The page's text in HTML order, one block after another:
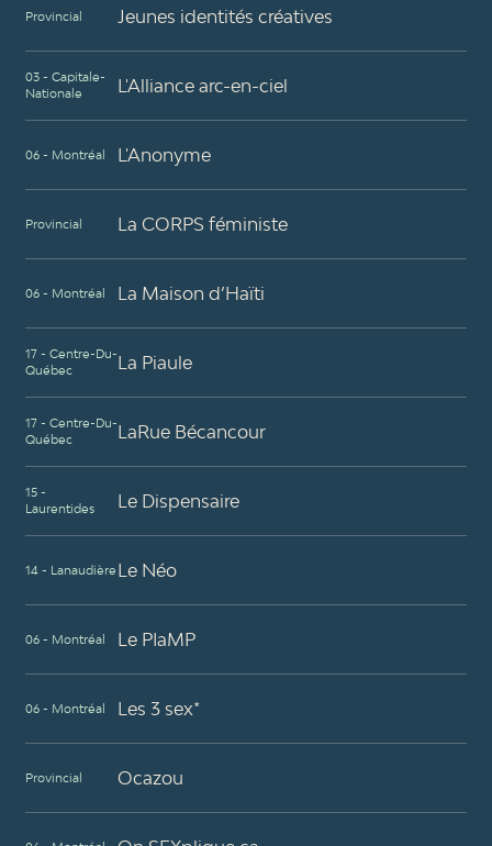
Provincial Jeunes identités créatives
03 - Capitale-
Nationale
L'Alliance arc-en-ciel
06 - Montréal L'Anonyme
Provincial La CORPS féministe
06 - Montréal La Maison d’Haïti
17 - Centre-Du-
Québec
La Piaule
17 - Centre-Du-
Québec
LaRue Bécancour
15 -
Laurentides
Le Dispensaire
14 - Lanaudière Le Néo
06 - Montréal Le PIaMP
06 - Montréal Les 3 sex*
Provincial Ocazou